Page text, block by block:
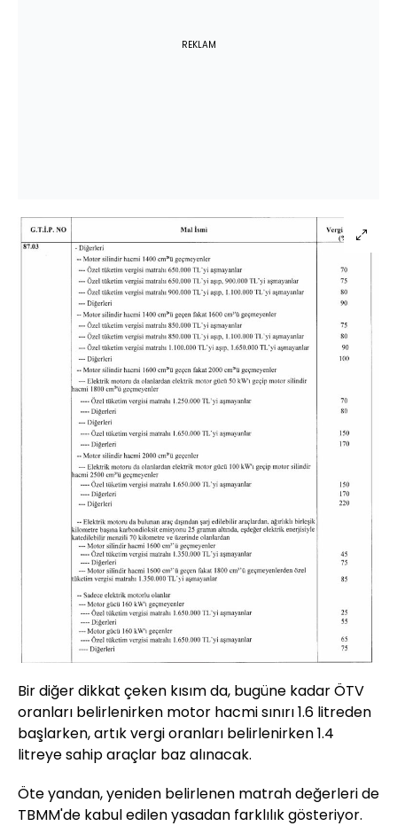
REKLAM
Bir diğer dikkat çeken kısım da, bugüne kadar ÖTV
oranları belirlenirken motor hacmi sınırı 1.6 litreden
başlarken, artık vergi oranları belirlenirken 1.4
litreye sahip araçlar baz alınacak.
Öte yandan, yeniden belirlenen matrah değerleri de
TBMM'de kabul edilen yasadan farklılık gösteriyor.